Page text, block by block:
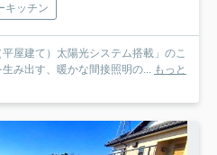
キッチン
屋建て）太陽光システム搭載」のこ
み出す、暖かな間接照明の... もっと